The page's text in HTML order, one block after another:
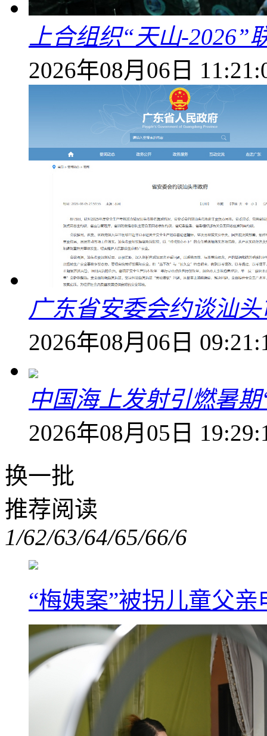
上合组织“天山-2026”
2026年08月06日
广东省安委会约谈汕
2026年08月06日
中国海上发射引燃暑
2026年08月05日
换一批
推荐阅读
1/62/63/64/65/66/6
“梅姨案”被拐儿童父